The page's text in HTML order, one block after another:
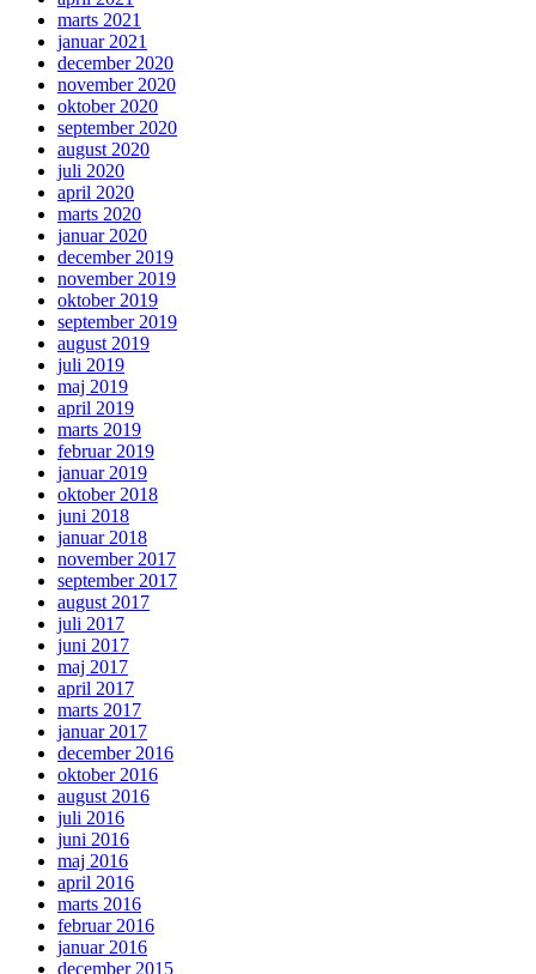
marts 2021
januar 2021
december 2020
november 2020
oktober 2020
september 2020
august 2020
juli 2020
april 2020
marts 2020
januar 2020
december 2019
november 2019
oktober 2019
september 2019
august 2019
juli 2019
maj 2019
april 2019
marts 2019
februar 2019
januar 2019
oktober 2018
juni 2018
januar 2018
november 2017
september 2017
august 2017
juli 2017
juni 2017
maj 2017
april 2017
marts 2017
januar 2017
december 2016
oktober 2016
august 2016
juli 2016
juni 2016
maj 2016
april 2016
marts 2016
februar 2016
januar 2016
december 2015